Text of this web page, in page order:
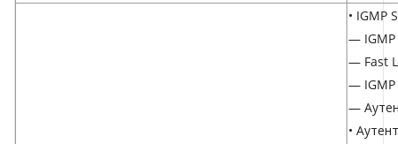
• IGMP
— IGMP
— Fast
— IGMP
—
•